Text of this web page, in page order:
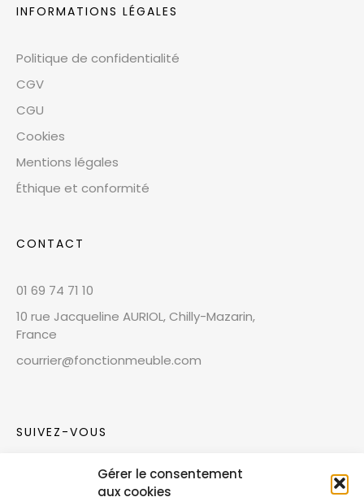
Gérer le consentement
aux cookies
INFORMATIONS LÉGALES
Politique de confidentialité
CGV
CGU
Cookies
Mentions légales
Éthique et conformité
CONTACT
01 69 74 71 10
10 rue Jacqueline AURIOL, Chilly-Mazarin,
France
courrier@fonctionmeuble.com
SUIVEZ-VOUS
Rejoignez notre communauté sur les réseaux